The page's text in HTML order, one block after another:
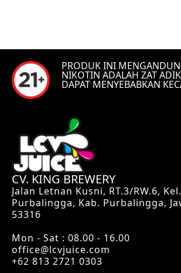
PRODUK INI
NIKOTIN ADALAH ZAT
DAPAT MENYEBABKAN
CV. KING BREWERY
Jalan Letnan Kusni, RT.3/RW.6,
Purbalingga, Kab. Purbalingga,
53316
Mon - Sat : 08.00 - 16.00
office@lcvjuice.com
+62 813 2721 0303